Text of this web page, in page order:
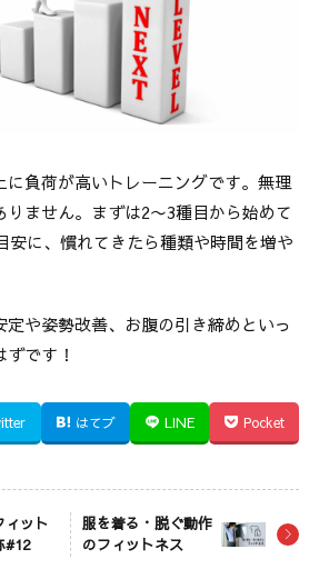
に負荷が高いトレーニングです。無理
りません。まずは2〜3種目から始めて
安に、慣れてきたら種類や時間を増や
や姿勢改善、お腹の引き締めといっ
です！
はてブ LINE Pocket
ィット
#12
服を着る・脱ぐ動作
のフィットネス